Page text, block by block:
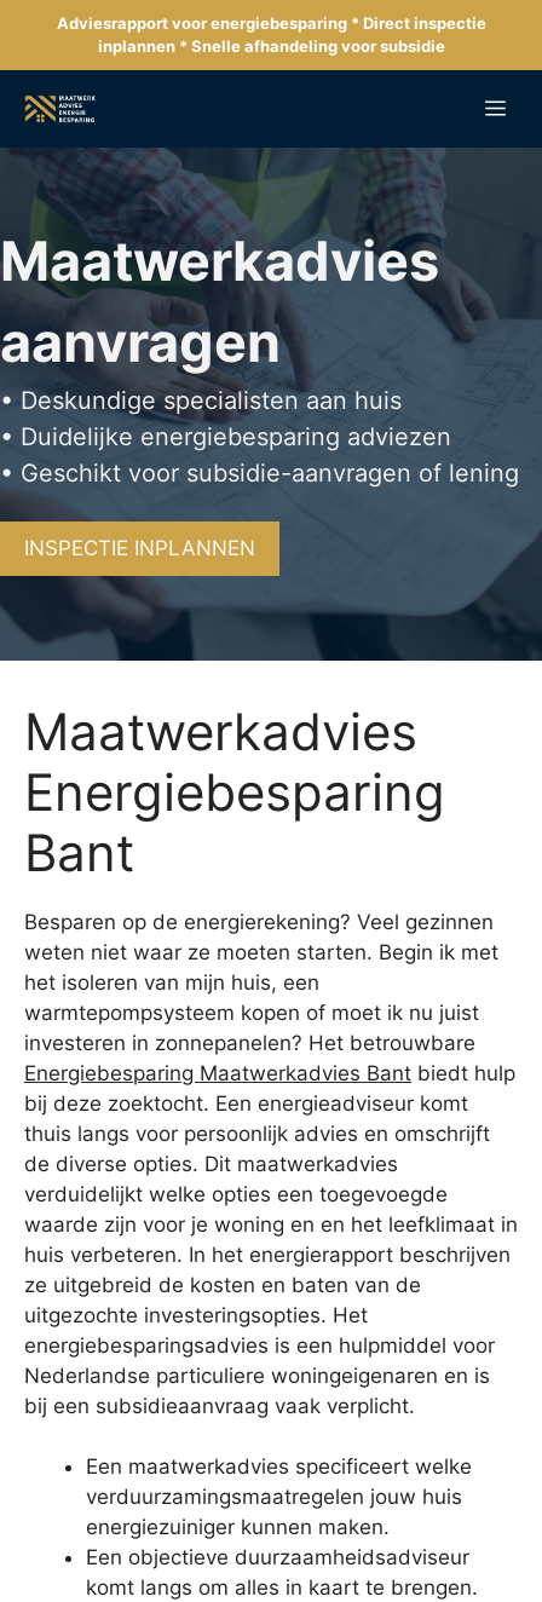
de
inhoud
Adviesrapport voor energiebesparing * Direct inspectie
inplannen * Snelle afhandeling voor subsidie
Maatwerkadvies
aanvragen
• Deskundige specialisten aan huis
• Duidelijke energiebesparing adviezen
• Geschikt voor subsidie-aanvragen of lening
INSPECTIE INPLANNEN
Maatwerkadvies
Energiebesparing
Bant
Besparen op de energierekening? Veel gezinnen
weten niet waar ze moeten starten. Begin ik met
het isoleren van mijn huis, een
warmtepompsysteem kopen of moet ik nu juist
investeren in zonnepanelen? Het betrouwbare
Energiebesparing Maatwerkadvies Bant biedt hulp
bij deze zoektocht. Een energieadviseur komt
thuis langs voor persoonlijk advies en omschrijft
de diverse opties. Dit maatwerkadvies
verduidelijkt welke opties een toegevoegde
waarde zijn voor je woning en en het leefklimaat in
huis verbeteren. In het energierapport beschrijven
ze uitgebreid de kosten en baten van de
uitgezochte investeringsopties. Het
energiebesparingsadvies is een hulpmiddel voor
Nederlandse particuliere woningeigenaren en is
bij een subsidieaanvraag vaak verplicht.
Een maatwerkadvies specificeert welke
verduurzamingsmaatregelen jouw huis
energiezuiniger kunnen maken.
Een objectieve duurzaamheidsadviseur
komt langs om alles in kaart te brengen.